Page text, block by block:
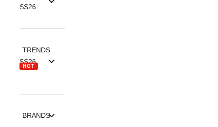
SS26
TRENDS
SS26
HOT
BRANDS